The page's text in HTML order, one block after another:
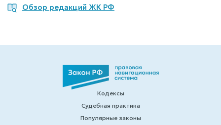
Обзор редакций ЖК РФ
Кодексы
Судебная практика
Популярные законы